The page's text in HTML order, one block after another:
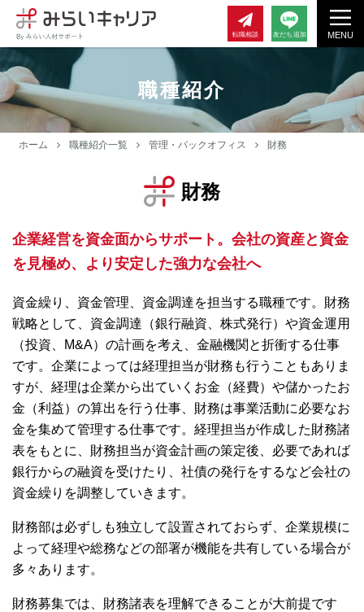
MENU
転職相談 友だち追加
職種紹介
ホーム 職種紹介一覧 管理・バックオフィス 財務
財務
企業経営を資金面からサポート。会社の資産と資金
を見極め、より安定した強力な会社へ
資金繰り、資金管理、資金調達を担当する職種です。財務
戦略として、資金調達（銀行融資、株式発行）や資金運用
（投資、M&A）の計画を考え、金融機関と折衝する仕事
です。企業によっては経理担当が財務も行うこともありま
すが、経理は企業から出ていくお金（経費）や儲かったお
金（利益）の算出を行う仕事、財務は事業活動に必要なお
金を集めて管理する仕事です。経理担当が作成した財務諸
表をもとに、財務担当が資金計画の策定後、必要であれば
銀行からの融資を受けたり、社債の発行をするなど会社の
資金繰りを調整していきます。
財務部は必ずしも独立して設置されておらず、企業規模に
よって経理や総務などの部署が機能を共有している場合が
多々あります。
財務募集では、財務諸表を理解できることが大前提です